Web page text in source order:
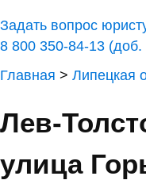
Задать вопрос
8 800 350-84-13 (доб.
Главная > Липецкая
Лев-
улица